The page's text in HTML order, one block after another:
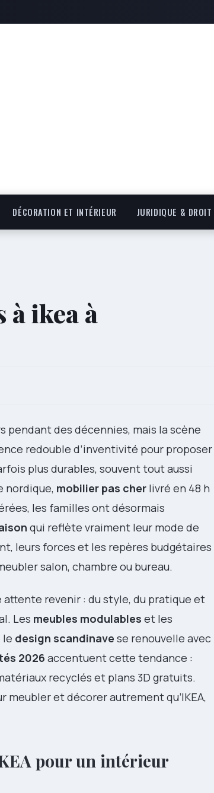
DÉCORATION ET INTÉRIEUR JURIDIQUE & DROIT
à ikea à
pendant des décennies, mais la scène
redouble d’inventivité pour proposer
plus durables, souvent tout aussi
nordique, mobilier pas cher livré en 48 h
les familles ont désormais
qui reflète vraiment leur mode de
leurs forces et les repères budgétaires
salon, chambre ou bureau.
attente revenir : du style, du pratique et
Les meubles modulables et les
le design scandinave se renouvelle avec
2026 accentuent cette tendance :
recyclés et plans 3D gratuits.
meubler et décorer autrement qu’IKEA,
pour un intérieur